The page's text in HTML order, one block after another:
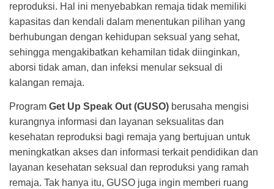
reproduksi. Hal ini menyebabkan remaja tidak memiliki
kapasitas dan kendali dalam menentukan pilihan yang
berhubungan dengan kehidupan seksual yang sehat,
sehingga mengakibatkan kehamilan tidak diinginkan,
aborsi tidak aman, dan infeksi menular seksual di
kalangan remaja.
Program Get Up Speak Out (GUSO) berusaha mengisi
kurangnya informasi dan layanan seksualitas dan
kesehatan reproduksi bagi remaja yang bertujuan untuk
meningkatkan akses dan informasi terkait pendidikan dan
layanan kesehatan seksual dan reproduksi yang ramah
remaja. Tak hanya itu, GUSO juga ingin memberi ruang